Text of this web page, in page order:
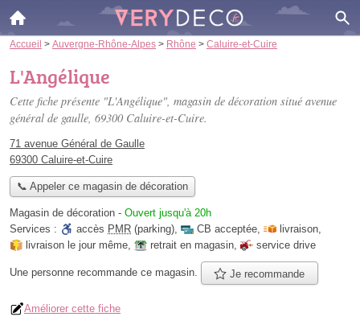
Accueil > Auvergne-Rhône-Alpes > Rhône > Caluire-et-Cuire
L'Angélique
Cette fiche présente "L'Angélique", magasin de décoration situé avenue
général de gaulle, 69300 Caluire-et-Cuire.
71 avenue Général de Gaulle
69300 Caluire-et-Cuire
📞 Appeler ce magasin de décoration
Magasin de décoration - Ouvert jusqu'à 20h
Services :
accès PMR (parking), CB acceptée, livraison,
livraison le jour même, retrait en magasin, service drive
Une personne recommande ce magasin. Je recommande
Améliorer cette fiche